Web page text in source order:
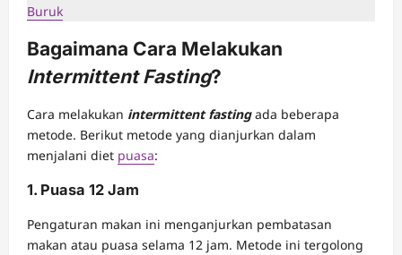
Buruk
Bagaimana Cara Melakukan
Intermittent Fasting?
Cara melakukan intermittent fastingada beberapa
metode. Berikut metode yang dianjurkan dalam
menjalani diet puasa:
1. Puasa 12 Jam
Pengaturan makan ini menganjurkan pembatasan
makan atau puasa selama 12 jam. Metode ini tergolong